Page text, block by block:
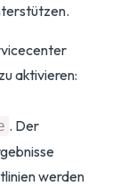
aktivieren:
. Der
werden